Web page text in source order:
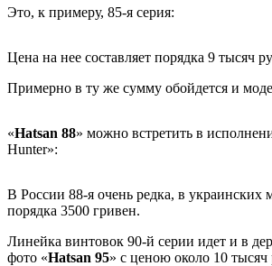
Это, к примеру, 85-я серия:
Цена на нее составляет порядка 9 тысяч
Примерно в ту же сумму обойдется и
«Hatsan 88» можно встретить в
Hunter»:
В России 88-я очень редка, в украинских
порядка 3500 гривен.
Линейка винтовок 90-й серии идет и в
фото «Hatsan 95» с ценою около 10 тысяч